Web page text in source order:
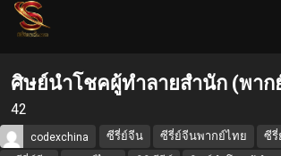
ศิษย์นำโชคผู้ทำลายสำนัก (พาก
42
codexchina ซีรี่ย์จีน ซีรี่ย์จีนพากย์ไทย ซีรี่